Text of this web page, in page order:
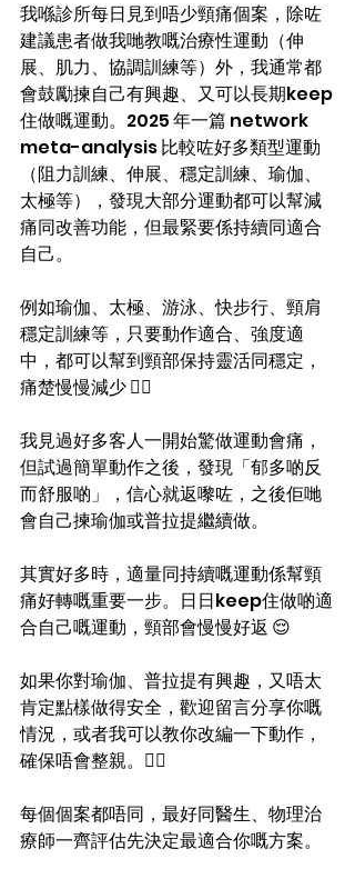
我喺診所每日見到唔少頸痛個案，除咗
建議患者做我哋教嘅治療性運動（伸
展、肌力、協調訓練等）外，我通常都
會鼓勵揀自己有興趣、又可以長期keep
住做嘅運動。2025 年一篇 network
meta-analysis 比較咗好多類型運動
（阻力訓練、伸展、穩定訓練、瑜伽、
太極等），發現大部分運動都可以幫減
痛同改善功能，但最緊要係持續同適合
自己。
例如瑜伽、太極、游泳、快步行、頸肩
穩定訓練等，只要動作適合、強度適
中，都可以幫到頸部保持靈活同穩定，
痛楚慢慢減少 🏃‍♂️
我見過好多客人一開始驚做運動會痛，
但試過簡單動作之後，發現「郁多啲反
而舒服啲」，信心就返嚟咗，之後佢哋
會自己揀瑜伽或普拉提繼續做。
其實好多時，適量同持續嘅運動係幫頸
痛好轉嘅重要一步。日日keep住做啲適
合自己嘅運動，頸部會慢慢好返 😌
如果你對瑜伽、普拉提有興趣，又唔太
肯定點樣做得安全，歡迎留言分享你嘅
情況，或者我可以教你改編一下動作，
確保唔會整親。🧘‍♀️
每個個案都唔同，最好同醫生、物理治
療師一齊評估先決定最適合你嘅方案。